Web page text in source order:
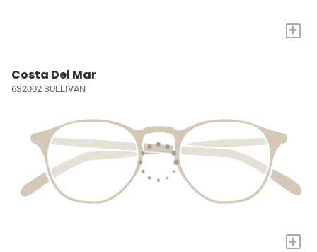
+
Costa Del Mar
6S2002 SULLIVAN
+